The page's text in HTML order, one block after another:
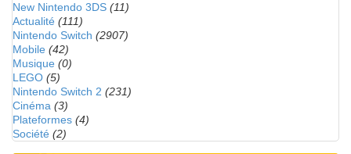
New Nintendo 3DS (11)
Actualité (111)
Nintendo Switch (2907)
Mobile (42)
Musique (0)
LEGO (5)
Nintendo Switch 2 (231)
Cinéma (3)
Plateformes (4)
Société (2)